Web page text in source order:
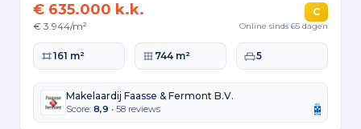
€ 635.000 k.k.
€ 3.944/m²
C
Online sinds 65 dagen
Woonoppervlakte
161 m² Perceeloppervlakte
744 m² Slaapkamers
5
Makelaardij Faasse & Fermont B.V.
Score: 8,9 • 58 reviews